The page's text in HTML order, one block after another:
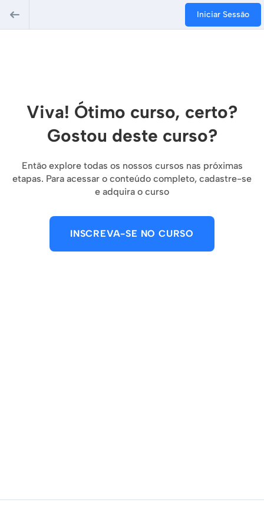
Iniciar Sessão
Viva! Ótimo curso, certo?
Gostou deste curso?
Então explore todas os nossos cursos nas próximas
etapas. Para acessar o conteúdo completo, cadastre-se
e adquira o curso
INSCREVA-SE NO CURSO